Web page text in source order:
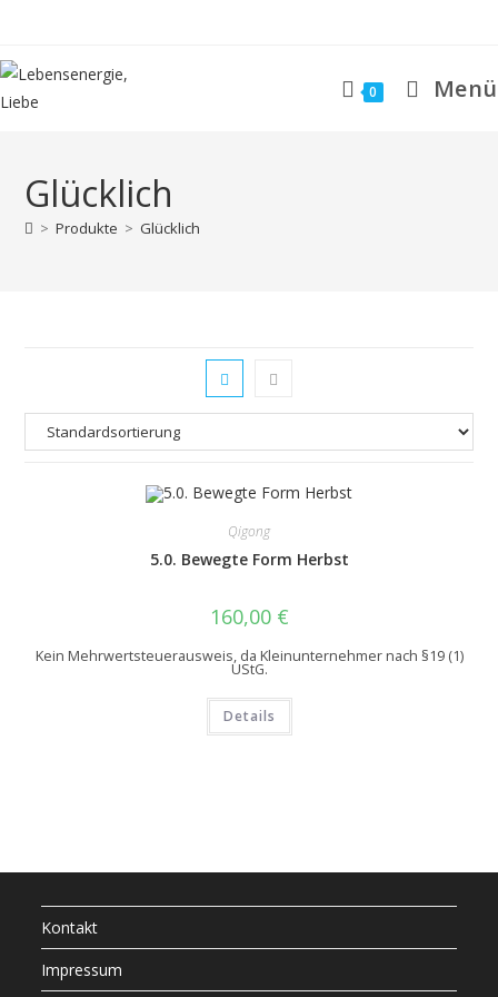
springen
0 Menü
Glücklich
> Produkte > Glücklich
Qigong
5.0. Bewegte Form Herbst
160,00 €
Kein Mehrwertsteuerausweis, da Kleinunternehmer nach §19 (1)
UStG.
Details
Kontakt
Impressum